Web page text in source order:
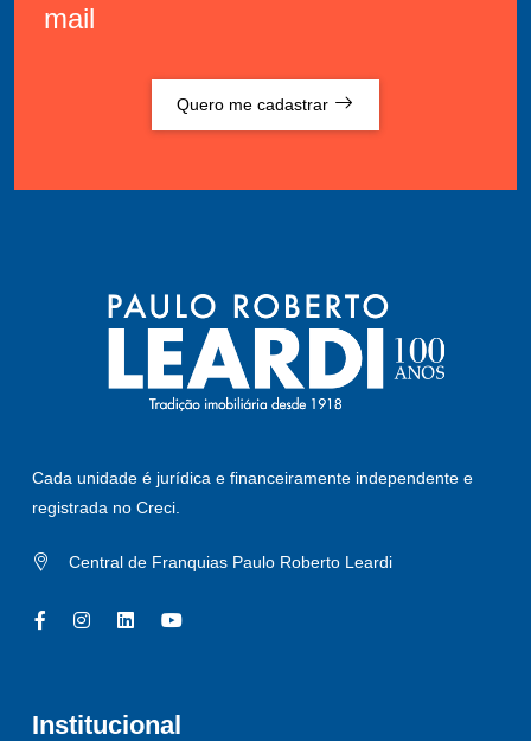
mail
Quero me cadastrar
Cada unidade é jurídica e financeiramente independente e
registrada no Creci.
Central de Franquias Paulo Roberto Leardi
Institucional